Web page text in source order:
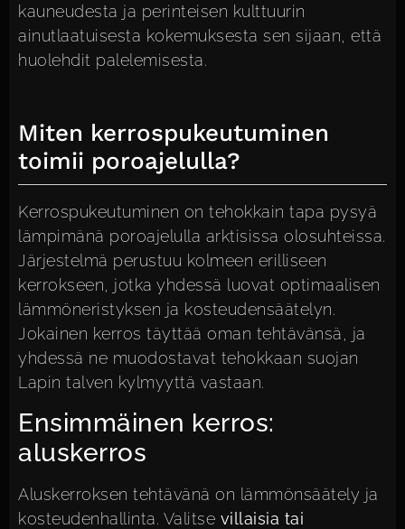
kauneudesta ja perinteisen kulttuurin
ainutlaatuisesta kokemuksesta sen sijaan, että
huolehdit palelemisesta.
Miten kerrospukeutuminen
toimii poroajelulla?
Kerrospukeutuminen on tehokkain tapa pysyä
lämpimänä poroajelulla arktisissa olosuhteissa.
Järjestelmä perustuu kolmeen erilliseen
kerrokseen, jotka yhdessä luovat optimaalisen
lämmöneristyksen ja kosteudensäätelyn.
Jokainen kerros täyttää oman tehtävänsä, ja
yhdessä ne muodostavat tehokkaan suojan
Lapin talven kylmyyttä vastaan.
Ensimmäinen kerros:
aluskerros
Aluskerroksen tehtävänä on lämmönsäätely ja
kosteudenhallinta. Valitse villaisia tai